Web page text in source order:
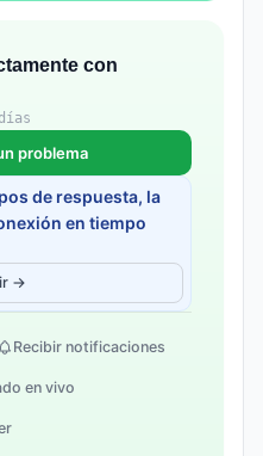
con
problema
de respuesta, la
en tiempo
→
Recibir notificaciones
en vivo